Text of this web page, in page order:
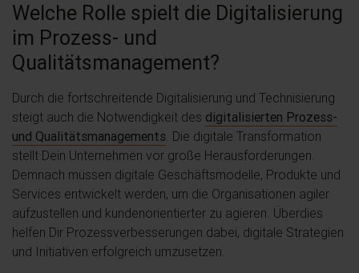
Welche Rolle spielt die Digitalisierung
im Prozess- und
Qualitätsmanagement?
Durch die fortschreitende Digitalisierung und Technisierung
steigt auch die Notwendigkeit des digitalisierten Prozess-
und Qualitätsmanagements. Die digitale Transformation
stellt Dein Unternehmen vor große Herausforderungen.
Demnach müssen digitale Geschäftsmodelle, Produkte und
Services entwickelt werden, um die Organisationen agiler
aufzustellen und kundenorientierter zu agieren. Überdies
helfen Dir Prozessverbesserungen dabei, digitale Strategien
und Initiativen erfolgreich umzusetzen.